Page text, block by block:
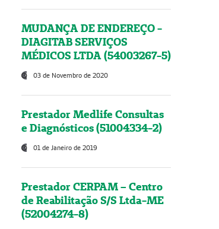
MUDANÇA DE ENDEREÇO -
DIAGITAB SERVIÇOS
MÉDICOS LTDA (54003267-5)
03 de Novembro de 2020
Prestador Medlife Consultas
e Diagnósticos (51004334-2)
01 de Janeiro de 2019
Prestador CERPAM – Centro
de Reabilitação S/S Ltda-ME
(52004274-8)